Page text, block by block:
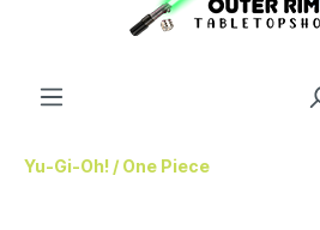
Yu-Gi-Oh! / One Piece